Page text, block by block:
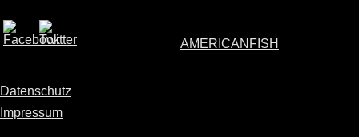
AMERICANFISH
Datenschutz
Impressum